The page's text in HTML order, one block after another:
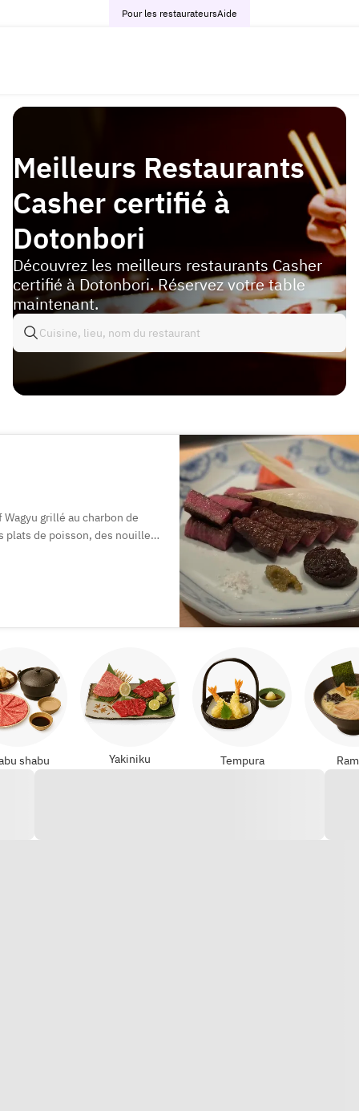
Pour les restaurateursAide
Meilleurs Restaurants
Casher certifié à
Dotonbori
Découvrez les meilleurs restaurants Casher
certifié à Dotonbori. Réservez votre table
maintenant.
grillé au charbon de
plats de poisson, des nouilles
shabu Yakiniku Tempura